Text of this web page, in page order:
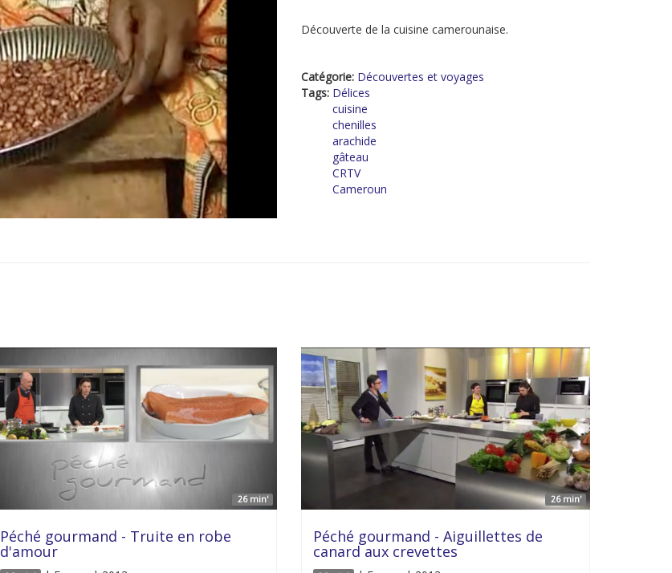
Découverte de la cuisine camerounaise.
Catégorie: Découvertes et voyages
Tags: Délices
cuisine
chenilles
arachide
gâteau
CRTV
Cameroun
26 min'
Péché gourmand - Truite en robe
d'amour
26 min'
Péché gourmand - Aiguillettes de
canard aux crevettes